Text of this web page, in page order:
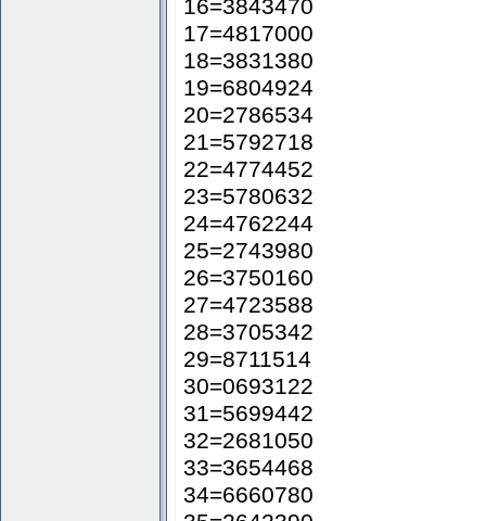
16=3843470
17=4817000
18=3831380
19=6804924
20=2786534
21=5792718
22=4774452
23=5780632
24=4762244
25=2743980
26=3750160
27=4723588
28=3705342
29=8711514
30=0693122
31=5699442
32=2681050
33=3654468
34=6660780